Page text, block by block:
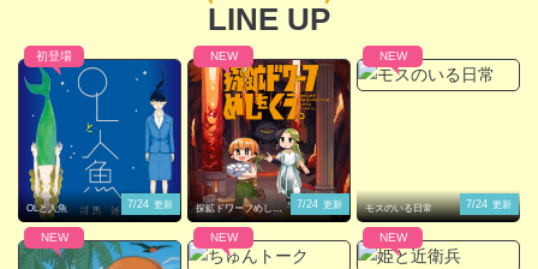
閉じる
LINE UP
OLと人魚 7/24 更新
初登場
探鉱ドワーフめしを
くう。
7/24 更新
NEW
モスのいる日常 7/24 更新
NEW
NEW NEW NEW